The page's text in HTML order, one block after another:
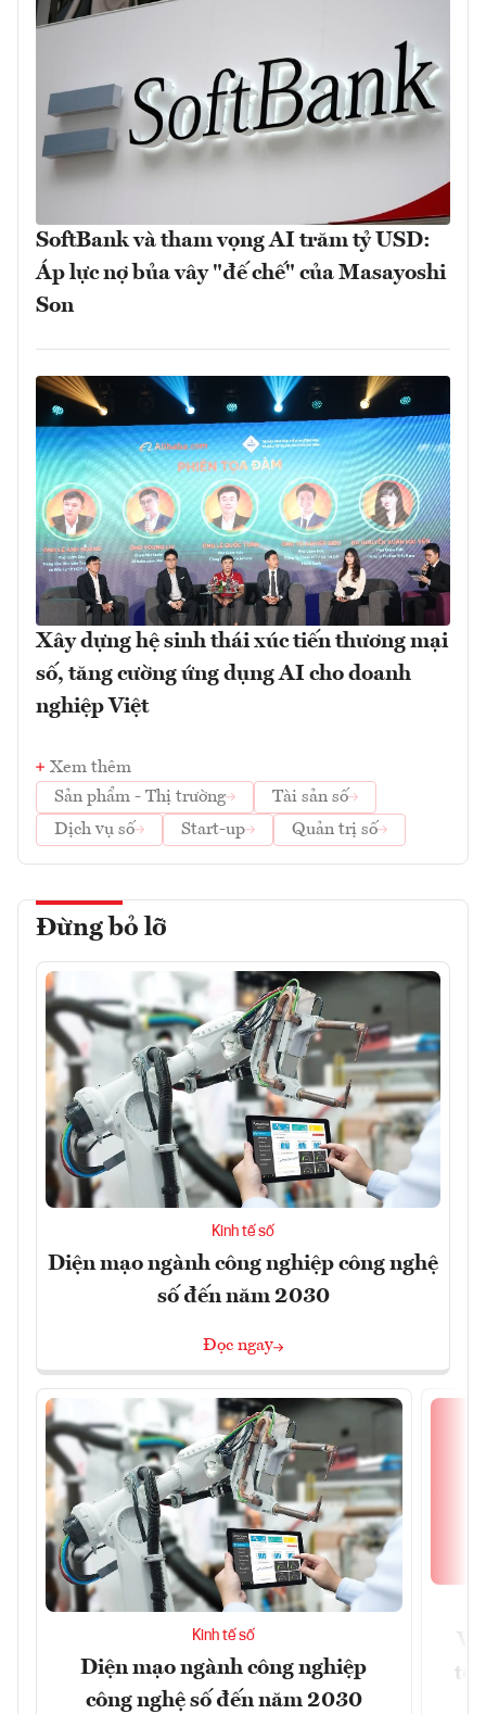
SoftBank và tham vọng AI trăm tỷ USD:
Áp lực nợ bủa vây "đế chế" của Masayoshi
Son
Xây dựng hệ sinh thái xúc tiến thương mại
số, tăng cường ứng dụng AI cho doanh
nghiệp Việt
Xem thêm
Sản phẩm - Thị trường
Tài sản số
Dịch vụ số
Start-up Quản trị số
Đừng bỏ lỡ
Kinh tế số
Diện mạo ngành công nghiệp công nghệ
số đến năm 2030
Đọc ngay
Kinh tế số
Diện mạo ngành công nghiệp
công nghệ số đến năm 2030
tối